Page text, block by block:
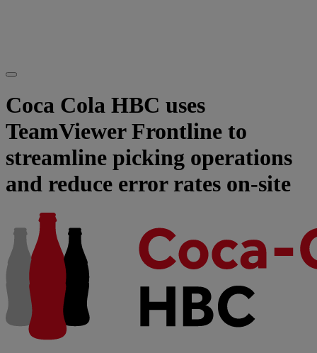
Coca Cola HBC uses
TeamViewer Frontline to
streamline picking operations
and reduce error rates on-site